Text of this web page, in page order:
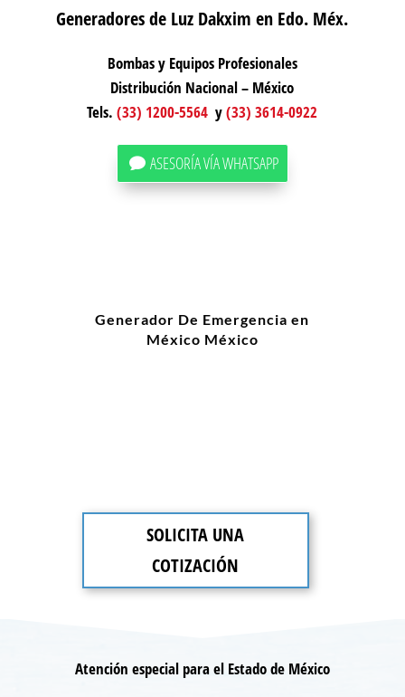
Generadores de Luz Dakxim en Edo. Méx.
Bombas y Equipos Profesionales
Distribución Nacional – México
Tels.(33) 1200-5564 y(33) 3614-0922
ASESORÍA VÍA WHATSAPP
Generador De Emergencia en
México México
SOLICITA UNA
COTIZACIÓN
Atención especial para el Estado de México